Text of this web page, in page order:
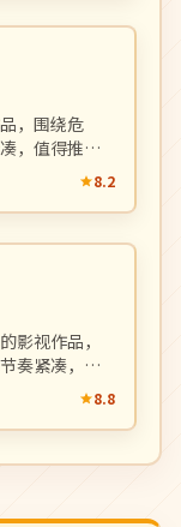
，围绕危
，值得推荐
8.2
影视作品，
奏紧凑，值
8.8